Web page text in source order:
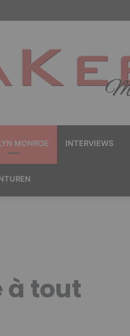
MONROE INTERVIEWS
à tout